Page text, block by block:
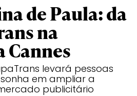
de Paula: da
na
levará pessoas
em ampliar a
publicitário